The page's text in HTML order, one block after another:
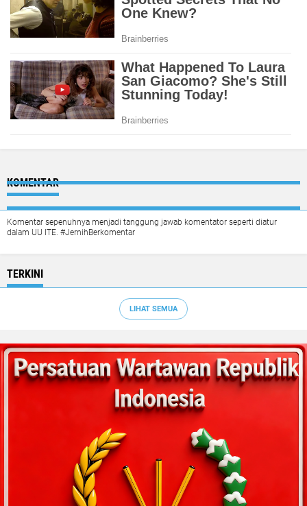
KOMENTAR
Komentar sepenuhnya menjadi tanggung jawab komentator seperti diatur
dalam UU ITE. #JernihBerkomentar
TERKINI
LIHAT SEMUA